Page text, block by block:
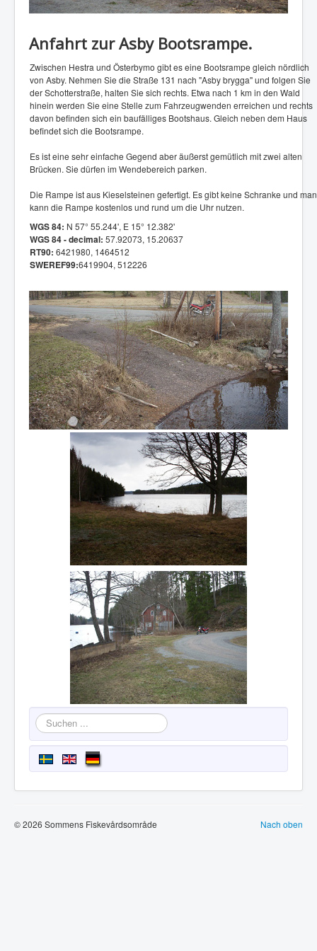
Anfahrt zur Asby Bootsrampe.
Zwischen Hestra und Österbymo gibt es eine Bootsrampe gleich nördlich
von Asby. Nehmen Sie die Straße 131 nach "Asby brygga" und folgen Sie
der Schotterstraße, halten Sie sich rechts. Etwa nach 1 km in den Wald
hinein werden Sie eine Stelle zum Fahrzeugwenden erreichen und rechts
davon befinden sich ein baufälliges Bootshaus. Gleich neben dem Haus
befindet sich die Bootsrampe.
Es ist eine sehr einfache Gegend aber äußerst gemütlich mit zwei alten
Brücken. Sie dürfen im Wendebereich parken.
Die Rampe ist aus Kieselsteinen gefertigt. Es gibt keine Schranke und man
kann die Rampe kostenlos und rund um die Uhr nutzen.
WGS 84: N 57° 55.244', E 15° 12.382'
WGS 84 - decimal: 57.92073, 15.20637
RT90: 6421980, 1464512
SWEREF99:6419904, 512226
Suchen
...
Nach oben
© 2026 Sommens Fiskevårdsområde